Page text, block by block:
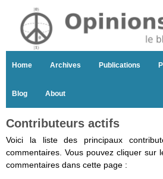
Home Archives Publications
Blog About
Contributeurs actifs
Voici la liste des principaux
commentaires. Vous pouvez cliquer sur
commentaires dans cette page :